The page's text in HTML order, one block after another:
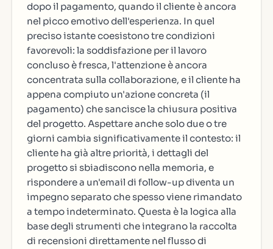
dopo il pagamento, quando il cliente è ancora
nel picco emotivo dell'esperienza. In quel
preciso istante coesistono tre condizioni
favorevoli: la soddisfazione per il lavoro
concluso è fresca, l'attenzione è ancora
concentrata sulla collaborazione, e il cliente ha
appena compiuto un'azione concreta (il
pagamento) che sancisce la chiusura positiva
del progetto. Aspettare anche solo due o tre
giorni cambia significativamente il contesto: il
cliente ha già altre priorità, i dettagli del
progetto si sbiadiscono nella memoria, e
rispondere a un'email di follow-up diventa un
impegno separato che spesso viene rimandato
a tempo indeterminato. Questa è la logica alla
base degli strumenti che integrano la raccolta
di recensioni direttamente nel flusso di